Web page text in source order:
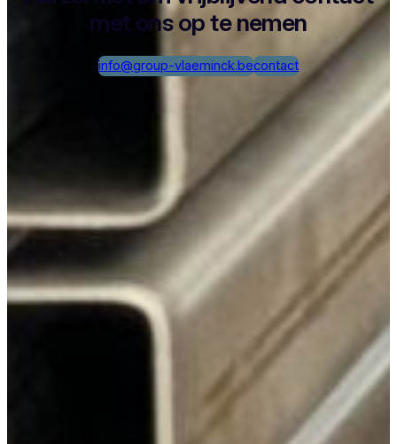
met ons op te nemen
info@group-vlaeminck.becontact